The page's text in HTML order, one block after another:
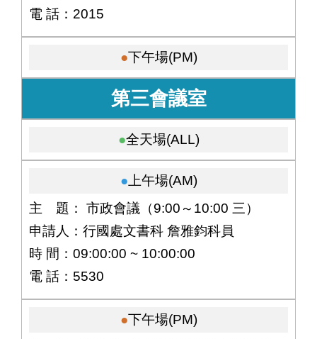
電 話：2015
下午場(PM)
第三會議室
全天場(ALL)
上午場(AM)
主 題： 市政會議（9:00～10:00 三）
申請人：行國處文書科 詹雅鈞科員
時 間：09:00:00 ~ 10:00:00
電 話：5530
下午場(PM)